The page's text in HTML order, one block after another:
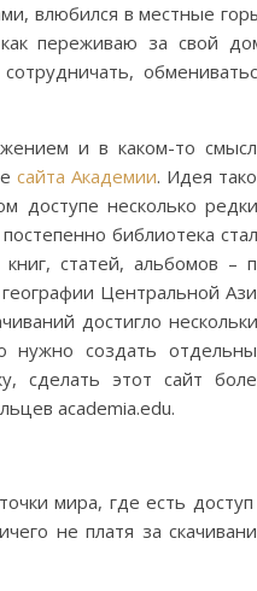
влюбился в местные
переживаю за свой
и в каком-то
сайта Академии. Идея
доступе несколько
библиотека
статей, альбомов –
Центральной
достигло
нужно создать
сделать этот сайт
academia.edu.
мира, где есть доступ
не платя за